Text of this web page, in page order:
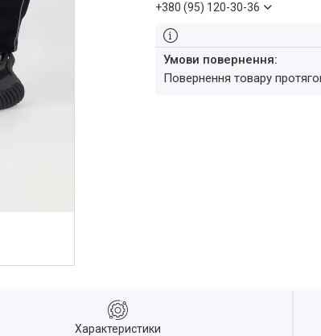
+380 (95) 120-30-36
повернення товару
Характеристики